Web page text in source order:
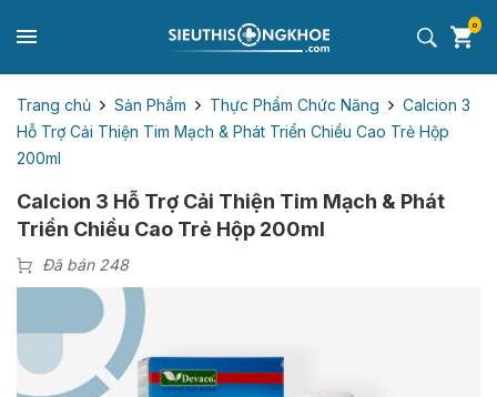
0
Trang chủ Sản Phẩm Thực Phẩm Chức Năng
Calcion 3
Hỗ Trợ Cải Thiện Tim Mạch & Phát Triển Chiều Cao Trẻ Hộp
200ml
Calcion 3 Hỗ Trợ Cải Thiện Tim Mạch & Phát
Triển Chiều Cao Trẻ Hộp 200ml
Đã bán 248